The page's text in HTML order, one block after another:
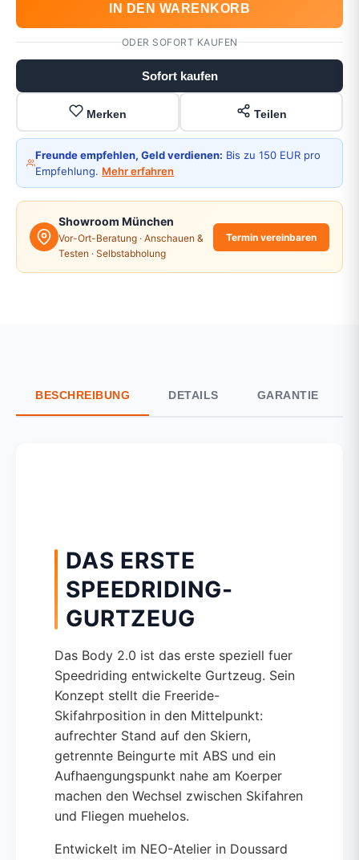
IN DEN WARENKORB
ODER SOFORT KAUFEN
Sofort kaufen
Merken Teilen
Freunde empfehlen, Geld verdienen: Bis zu 150 EUR pro
Empfehlung. Mehr erfahren
Showroom München
Vor-Ort-Beratung · Anschauen &
Testen · Selbstabholung
Termin vereinbaren
BESCHREIBUNG DETAILS GARANTIE
DAS ERSTE
SPEEDRIDING-
GURTZEUG
Das Body 2.0 ist das erste speziell fuer
Speedriding entwickelte Gurtzeug. Sein
Konzept stellt die Freeride-
Skifahrposition in den Mittelpunkt:
aufrechter Stand auf den Skiern,
getrennte Beingurte mit ABS und ein
Aufhaengungspunkt nahe am Koerper
machen den Wechsel zwischen Skifahren
und Fliegen muehelos.
Entwickelt im NEO-Atelier in Doussard